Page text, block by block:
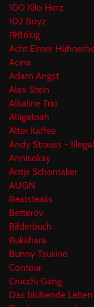
100 Kilo Herz
102 Boyz
1986zig
Acht Eimer
Acina
Adam Angst
Alex Stein
Alkaline Trio
Alligatoah
Alter Kaffee
Andy Strauss -
Annisokay
Antje Schomaker
AUGN
Beatsteaks
Betterov
Bilderbuch
Bukahara
Bunny Tsukino
Contour
Crucchi Gang
Das blühende Leben